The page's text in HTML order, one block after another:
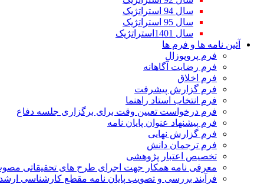
سال 94 استراتژیک
سال 95 استراتژیک
سال 1401استراتژیک
آئین نامه ها و فرم ها
فرم پروپوزال
فرم رضایت آگاهانه
فرم اخلاق
فرم گزارش پیشرفت
فرم انتخاب استاد راهنما
فرم درخواست تعیین وقت برای برگزاری جلسه دفاع
فرم پیشنهاد عنوان پایان نامه
فرم گزارش نهایی
فرم ترجمان دانش
تخصیص اعتبار پژوهشی
معرفی نامه همکار جهت اجرای طرح های تحقیقاتی
فرآیند بررسی و تصویب پایان نامه مقطع کارشناسی